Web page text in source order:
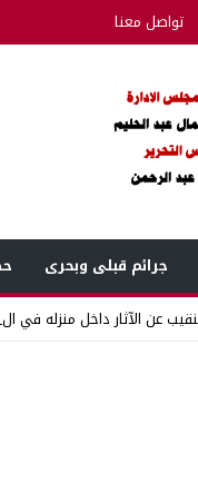
تواصل معنا
جرائم قبلى وبحرى
عن الآثار داخل منزله في